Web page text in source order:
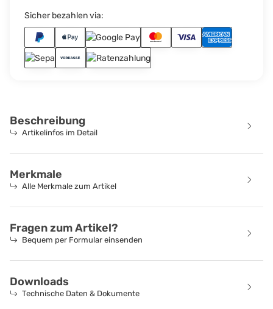
Sicher bezahlen via:
Beschreibung
Artikelinfos im Detail
Merkmale
Alle Merkmale zum Artikel
Fragen zum Artikel?
Bequem per Formular einsenden
Downloads
Technische Daten & Dokumente